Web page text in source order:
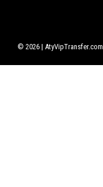
© 2026 | AtyVipTransfer.com